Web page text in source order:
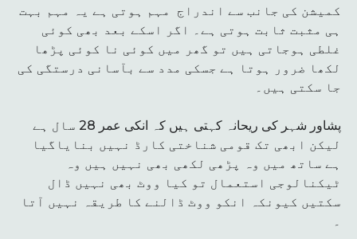
کمیشن کی جانب سے اندراج مہم ہوتی ہے یہ مہم بہت
ہی مثبت ثابت ہوتی ہے۔ اگر اسکے بعد بھی کوئی
غلطی ہوجاتی ہیں تو گھر میں کوئی نا کوئی پڑھا
لکھا ضرور ہوتا ہے جسکی مدد سے بآسانی درستگی کی
جا سکتی ہیں۔
پشاور شہر کی ریحانہ کہتی ہیں کہ انکی عمر 28 سال ہے
لیکن ابھی تک قومی شناختی کارڈ نہیں بنایاگیا
ہے ساتھ میں وہ پڑھی لکھی بھی نہیں ہیں وہ
ٹیکنالوجی استعمال تو کیا ووٹ بھی نہیں ڈال
سکتیں کیونکہ انکو ووٹ ڈالنے کا طریقہ نہیں آتا